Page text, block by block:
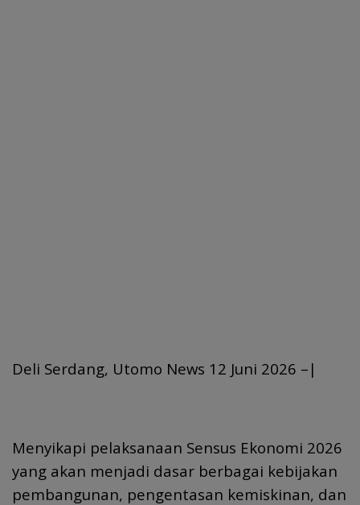
Deli Serdang, Utomo News 12 Juni 2026 –|
Menyikapi pelaksanaan Sensus Ekonomi 2026
yang akan menjadi dasar berbagai kebijakan
pembangunan, pengentasan kemiskinan, dan